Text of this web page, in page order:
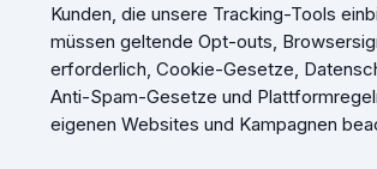
Kunden, die unsere Tracking-Tools
müssen geltende Opt-outs,
erforderlich, Cookie-Gesetze,
Anti-Spam-Gesetze und
eigenen Websites und Kampagnen